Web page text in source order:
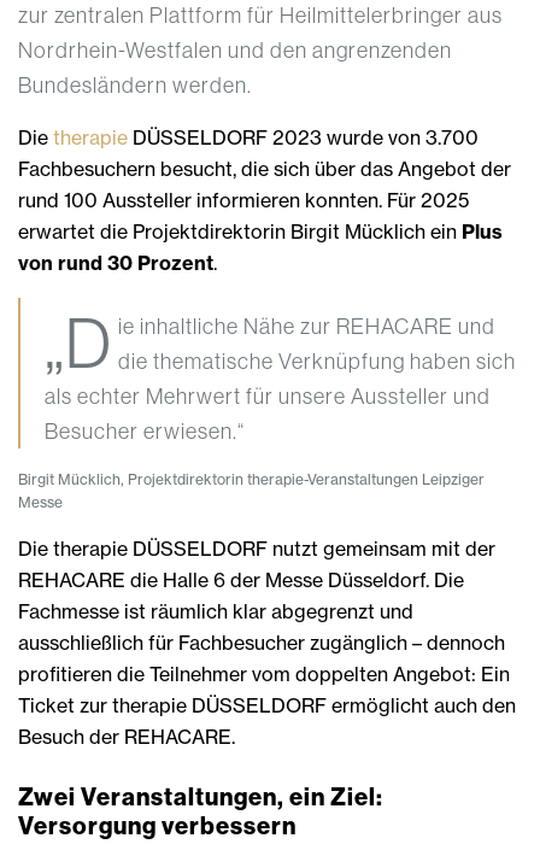
zur zentralen Plattform für Heilmittelerbringer aus
Nordrhein-Westfalen und den angrenzenden
Bundesländern werden.
Die therapie DÜSSELDORF 2023 wurde von 3.700
Fachbesuchern besucht, die sich über das Angebot der
rund 100 Aussteller informieren konnten. Für 2025
erwartet die Projektdirektorin Birgit Mücklich ein Plus
von rund 30 Prozent.
„D ie inhaltliche Nähe zur REHACARE und
die thematische Verknüpfung haben sich
als echter Mehrwert für unsere Aussteller und
Besucher erwiesen.“
Birgit Mücklich, Projektdirektorin therapie-Veranstaltungen Leipziger
Messe
Die therapie DÜSSELDORF nutzt gemeinsam mit der
REHACARE die Halle 6 der Messe Düsseldorf. Die
Fachmesse ist räumlich klar abgegrenzt und
ausschließlich für Fachbesucher zugänglich – dennoch
profitieren die Teilnehmer vom doppelten Angebot: Ein
Ticket zur therapie DÜSSELDORF ermöglicht auch den
Besuch der REHACARE.
Zwei Veranstaltungen, ein Ziel:
Versorgung verbessern